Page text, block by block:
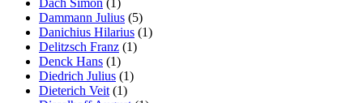
Dammann Julius (5)
Danichius Hilarius (1)
Delitzsch Franz (1)
Denck Hans (1)
Diedrich Julius (1)
Dieterich Veit (1)